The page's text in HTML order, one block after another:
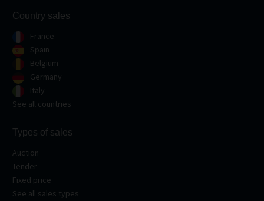
Country sales
France
Spain
Belgium
Germany
Italy
See all countries
Types of sales
Auction
Tender
Fixed price
See all sales types